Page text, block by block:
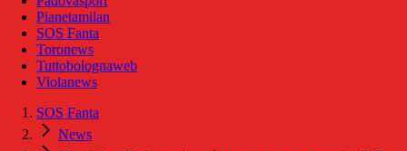
Pianetamilan
SOS Fanta
Toronews
Tuttobolognaweb
Violanews
SOS Fanta
News